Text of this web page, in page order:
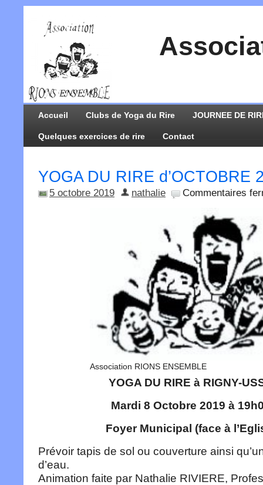
Accueil Clubs de Yoga du Rire JOURNEE DE
Quelques exercices de rire Contact
YOGA DU RIRE d’OCTOBRE
5 octobre 2019 nathalie Commentaires
Association RIONS ENSEMBLE
YOGA DU RIRE à RIGNY-
Mardi 8 Octobre 2019 à
Foyer Municipal (face à
Prévoir tapis de sol ou couverture ainsi
d’eau.
Animation faite par Nathalie RIVIERE,